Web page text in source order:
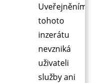
Uveřejněním
tohoto
inzerátu
nevzniká
uživateli
služby ani